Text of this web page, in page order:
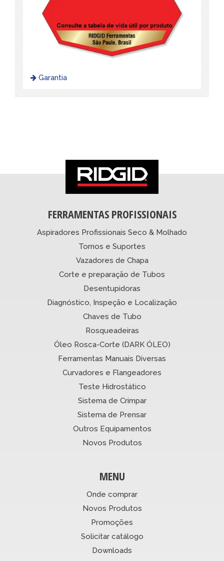
Garantia
FERRAMENTAS PROFISSIONAIS
Aspiradores Profissionais Seco & Molhado
Tornos e Suportes
Vazadores de Chapa
Corte e preparação de Tubos
Desentupidoras
Diagnóstico, Inspeção e Localização
Chaves de Tubo
Rosqueadeiras
Óleo Rosca-Corte (DARK ÓLEO)
Ferramentas Manuais Diversas
Curvadores e Flangeadores
Teste Hidrostático
Sistema de Crimpar
Sistema de Prensar
Outros Equipamentos
Novos Produtos
MENU
Onde comprar
Novos Produtos
Promoções
Solicitar catálogo
Downloads